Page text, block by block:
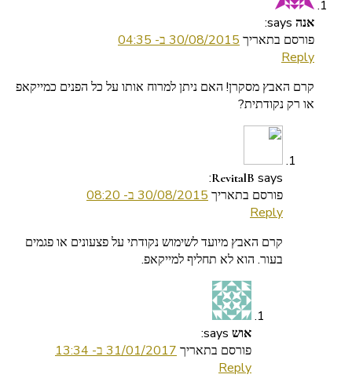
אנה says:
פורסם בתאריך 30/08/2015 ב- 04:35
Reply
קרם האבץ מסקרן! האם ניתן למרוח אותו על כל הפנים כמייקאפ
או רק נקודתית?
RevitalB says:
פורסם בתאריך 30/08/2015 ב- 08:20
Reply
קרם האבץ מיועד לשימוש נקודתי על פצעונים או פגמים
בעור. הוא לא תחליף למייקאפ.
אוש says:
פורסם בתאריך 31/01/2017 ב- 13:34
Reply